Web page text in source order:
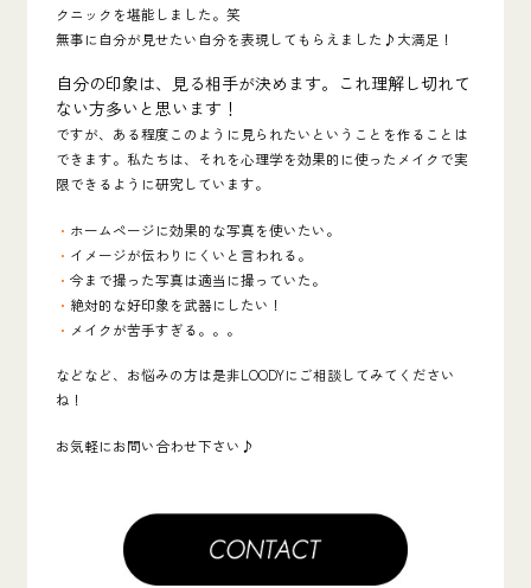
クニックを堪能しました。笑
無事に自分が見せたい自分を表現してもらえました♪大満足！
自分の印象は、見る相手が決めます。これ理解し切れて
ない方多いと思います！
ですが、ある程度このように見られたいということを作ることは
できます。私たちは、それを心理学を効果的に使ったメイクで実
限できるように研究しています。
・ ホームページに効果的な写真を使いたい。
・ イメージが伝わりにくいと言われる。
・ 今まで撮った写真は適当に撮っていた。
・ 絶対的な好印象を武器にしたい！
・ メイクが苦手すぎる。。。
などなど、お悩みの方は是非LOODYにご相談してみてください
ね！
お気軽にお問い合わせ下さい♪